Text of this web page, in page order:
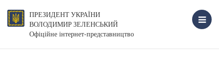
ПРЕЗИДЕНТ УКРАЇНИ
ВОЛОДИМИР ЗЕЛЕНСЬКИЙ
Офіційне інтернет-представництво